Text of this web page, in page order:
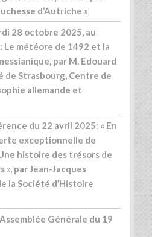
d’Autriche »
28 octobre 2025, au
Le météore de 1492 et la
par M. Edouard
de Strasbourg, Centre de
allemande et
du 22 avril 2025: « En
exceptionnelle de
histoire des trésors de
», par Jean-Jacques
la Société d’Histoire
Générale du 19